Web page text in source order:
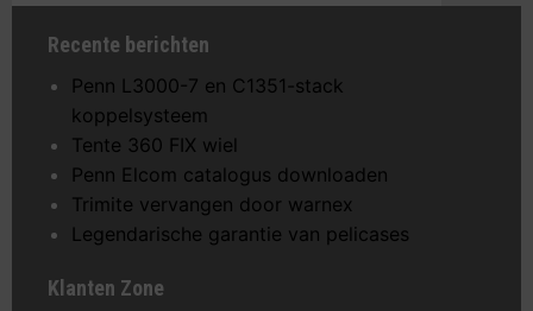
Recente berichten
Penn L3000-7 en C1351-stack
koppelsysteem
Tente 360 FIX wiel
Penn Elcom catalogus downloaden
Trimite vervangen door warnex
Legendarische garantie van pelicases
Klanten Zone